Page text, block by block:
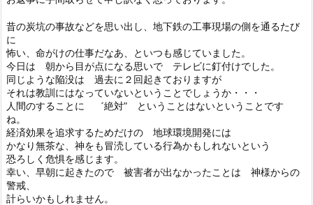
昔の炭坑の事故などを思い出し、地下鉄の工事現場の側を通るたび
に
怖い、命がけの仕事だなあ、といつも感じていました。
今日は 朝から目が点になる思いで テレビに釘付けでした。
同じような陥没は 過去に２回起きておりますが
それは教訓にはなっていないということでしょうか・・・
人間のすることに ゛絶対” ということはないということです
ね。
経済効果を追求するためだけの 地球環境開発には
かなり無茶な、神をも冒涜している行為かもしれないという
恐ろしく危惧を感じます。
幸い、早朝に起きたので 被害者が出なかったことは 神様からの
警戒、
計らいかもしれません。